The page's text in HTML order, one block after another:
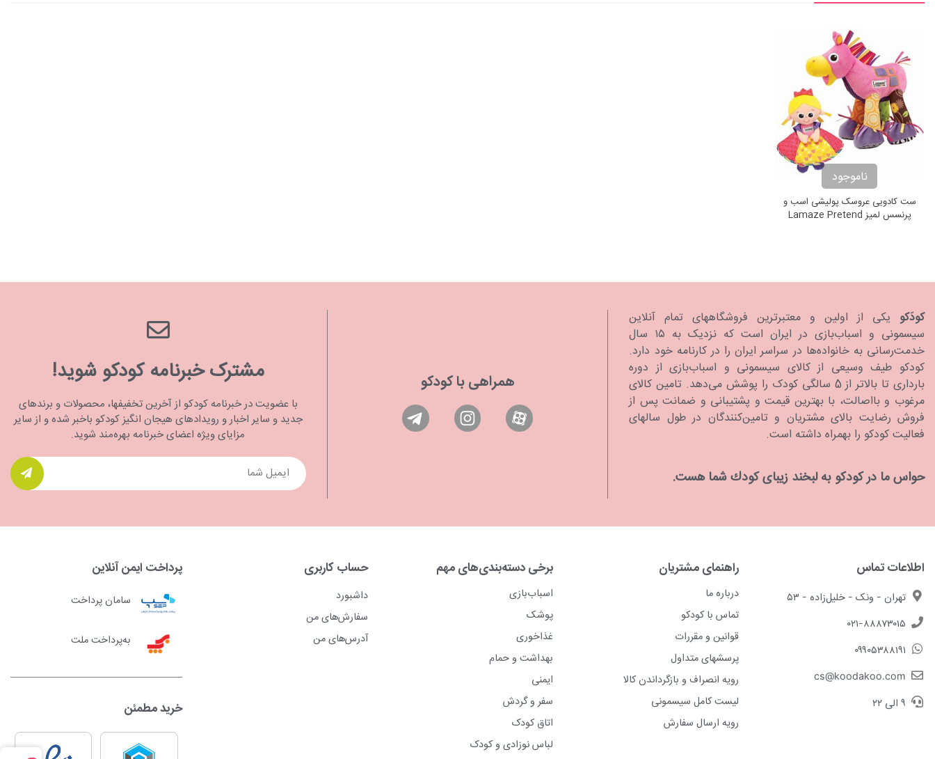
ناموجود
ست کادویی عروسک پولیشی اسب و
پرنسس لمیز Lamaze Pretend
کودَکو یکی از اولین و معتبرترین فروشگاههای تمام آنلاین
سیسمونی و اسباب‌بازی در ایران است که نزدیک به ۱۵ سال
خدمت‌رسانی به خانواده‌ها در سراسر ایران را در کارنامه خود دارد.
كودكو طیف وسیعی از کالای سیسمونی و اسباب‌بازی از دوره
بارداری تا بالاتر از 5 سالگی کودک را پوشش می‌دهد. تامین کالای
مرغوب و بااصالت، با بهترین قیمت و پشتیبانی و ضمانت پس از
فروش رضایت بالای مشتریان و تامین‌کنندگان در طول سالهای
فعالیت کودکو را بهمراه داشته است.
حواس ما در كودكو به لبخند زیبای كودك شما هست.
همراهی با کودکو مشترک خبرنامه کودکو شوید!
با عضویت در خبرنامه کودکو از آخرین تخفیفها، محصولات و برندهای
جدید و سایر اخبار و رویدادهای هیجان انگیز کودکو باخبر شده و از سایر
مزایای ویژه اعضای خبرنامه بهره‌مند شوید.
اطلاعات تماس
تهران - ونک - خلیل‌زاده - ۵۳
۰۲۱-۸۸۸۷۳۰۱۵
۰۹۹۰۵۳۸۸۱۹۱
cs@koodakoo.com
۹ الی ۲۲
راهنمای مشتریان
درباره ما
تماس با کودکو
قوانین و مقررات
پرسشهای متداول
رویه انصراف و بازگرداندن کالا
لیست کامل سیسمونی
رویه ارسال سفارش
برخی دسته‌بندی‌های مهم
اسباب‌بازی
پوشک
غذاخوری
بهداشت و حمام
ایمنی
سفر و گردش
اتاق کودک
لباس نوزادی و کودک
حساب کاربری
داشبورد
سفارش‌های من
آدرس‌های من
پرداخت ایمن آنلاین
سامان پرداخت
به‌پرداخت ملت
خرید مطمئن